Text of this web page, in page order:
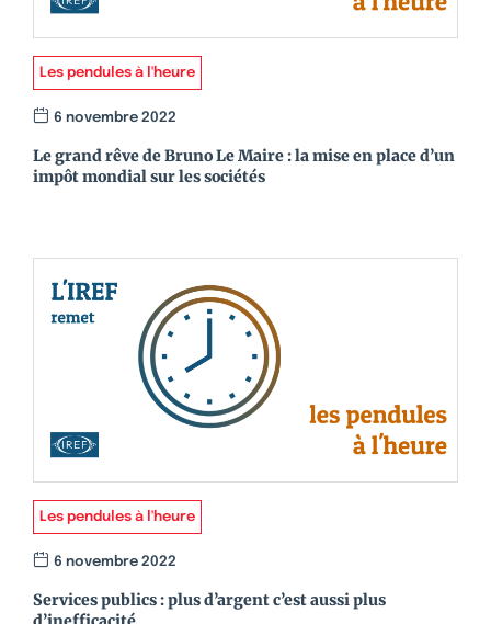
Les pendules à l'heure
6 novembre 2022
Le grand rêve de Bruno Le Maire : la mise en place d’un
impôt mondial sur les sociétés
Les pendules à l'heure
6 novembre 2022
Services publics : plus d’argent c’est aussi plus